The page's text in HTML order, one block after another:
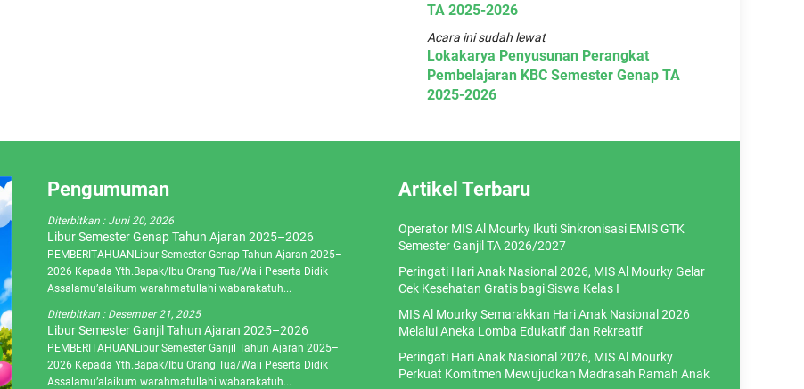
TA 2025-2026
Acara ini sudah lewat
Lokakarya Penyusunan Perangkat
Pembelajaran KBC Semester Genap TA
2025-2026
Pengumuman
Diterbitkan :Juni 20, 2026
Libur Semester Genap Tahun Ajaran 2025–2026
PEMBERITAHUANLibur Semester Genap Tahun Ajaran 2025–
2026 Kepada Yth.Bapak/Ibu Orang Tua/Wali Peserta Didik
Assalamu’alaikum warahmatullahi wabarakatuh...
Diterbitkan : Desember 21, 2025
Libur Semester Ganjil Tahun Ajaran 2025–2026
PEMBERITAHUANLibur Semester Ganjil Tahun Ajaran 2025–
2026 Kepada Yth.Bapak/Ibu Orang Tua/Wali Peserta Didik
Assalamu’alaikum warahmatullahi wabarakatuh...
Artikel Terbaru
Operator MIS Al Mourky Ikuti Sinkronisasi EMIS GTK
Semester Ganjil TA 2026/2027
Peringati Hari Anak Nasional 2026, MIS Al Mourky Gelar
Cek Kesehatan Gratis bagi Siswa Kelas I
MIS Al Mourky Semarakkan Hari Anak Nasional 2026
Melalui Aneka Lomba Edukatif dan Rekreatif
Peringati Hari Anak Nasional 2026, MIS Al Mourky
Perkuat Komitmen Mewujudkan Madrasah Ramah Anak